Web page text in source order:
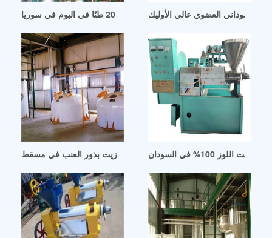
خط إنتاج زيت الطهي بقدرة 10 إلى 20 طنًا في اليوم في سوريا
السوداني العضوي عالي الأوليك
التخطيط لشراء استخراج زيت بذور العنب في مسقط زيت اللوز 100% في السودان